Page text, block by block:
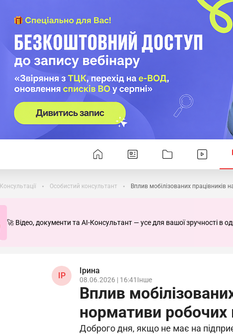
Консультації Особистий консультант Вплив мобілізованих працівників
🚀 Відео, документи та AI-Консультант — усе для вашої зручності в
ІР
Ірина
08.06.2026 | 16:41 Інше
Вплив
нормативи робочих
Доброго дня, якщо не має на